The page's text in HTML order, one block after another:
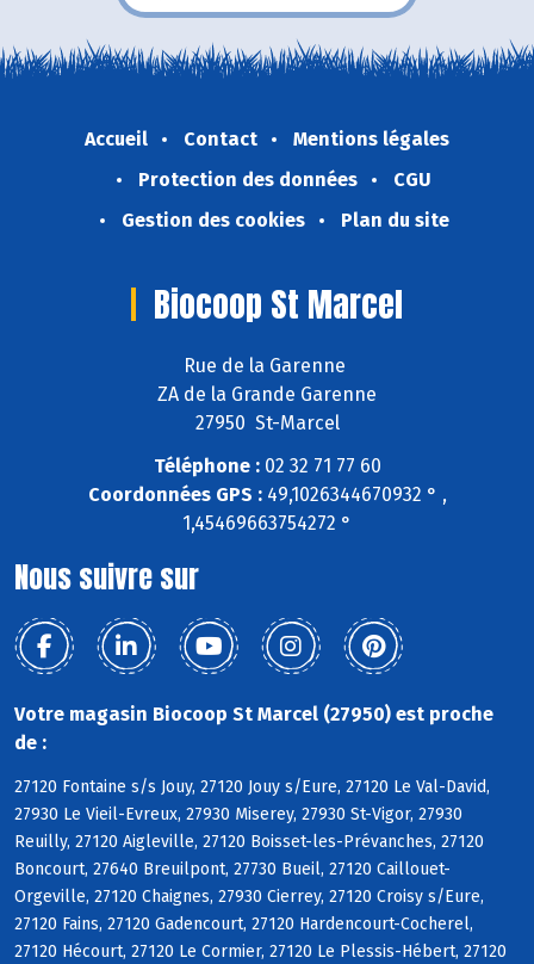
Accueil Contact
Mentions légales
Protection des données
CGU
Gestion des cookies
Plan du site
Biocoop St Marcel
Rue de la Garenne
ZA de la Grande Garenne
27950 St-Marcel
Téléphone :02 32 71 77 60
Coordonnées GPS :49,1026344670932 ° ,
1,45469663754272 °
Nous suivre sur
Votre magasin Biocoop St Marcel (27950) est proche
de :
27120 Fontaine s/s Jouy, 27120 Jouy s/Eure, 27120 Le Val-David,
27930 Le Vieil-Evreux, 27930 Miserey, 27930 St-Vigor, 27930
Reuilly, 27120 Aigleville, 27120 Boisset-les-Prévanches, 27120
Boncourt, 27640 Breuilpont, 27730 Bueil, 27120 Caillouet-
Orgeville, 27120 Chaignes, 27930 Cierrey, 27120 Croisy s/Eure,
27120 Fains, 27120 Gadencourt, 27120 Hardencourt-Cocherel,
27120 Hécourt, 27120 Le Cormier, 27120 Le Plessis-Hébert, 27120